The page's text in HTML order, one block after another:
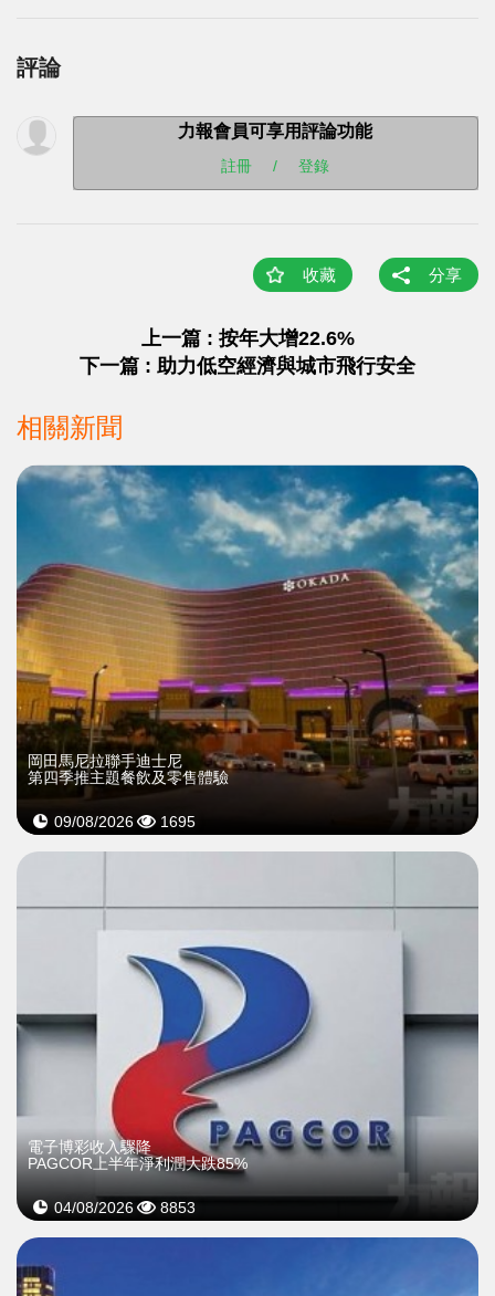
評論
力報會員可享用評論功能
註冊 / 登錄
收藏 分享
上一篇 : 按年大增22.6%
下一篇 : 助力低空經濟與城市飛行安全
相關新聞
岡田馬尼拉聯手迪士尼
第四季推主題餐飲及零售體驗
09/08/2026 1695
電子博彩收入驟降
PAGCOR上半年淨利潤大跌85%
04/08/2026 8853